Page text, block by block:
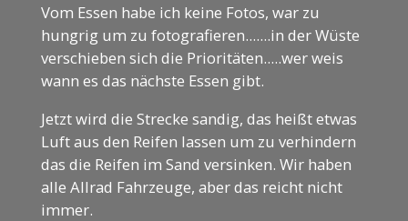
Vom Essen habe ich keine Fotos, war zu
hungrig um zu fotografieren.......in der Wüste
verschieben sich die Prioritäten.....wer weis
wann es das nächste Essen gibt.
Jetzt wird die Strecke sandig, das heißt etwas
Luft aus den Reifen lassen um zu verhindern
das die Reifen im Sand versinken. Wir haben
alle Allrad Fahrzeuge, aber das reicht nicht
immer.